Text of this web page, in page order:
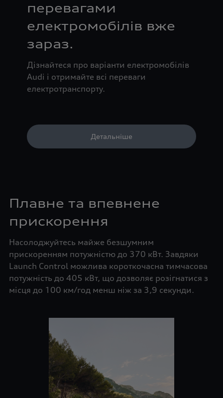
перевагами
електромобілів вже
зараз.
Дізнайтеся про варіанти електромобілів
Audi і отримайте всі переваги
електротранспорту.
Детальніше
Плавне та впевнене
прискорення
Насолоджуйтесь майже безшумним
прискоренням потужністю до 370 кВт. Завдяки
Launch Control можлива короткочасна тимчасова
потужність до 405 кВт, що дозволяє розігнатися з
місця до 100 км/год менш ніж за 3,9 секунди.